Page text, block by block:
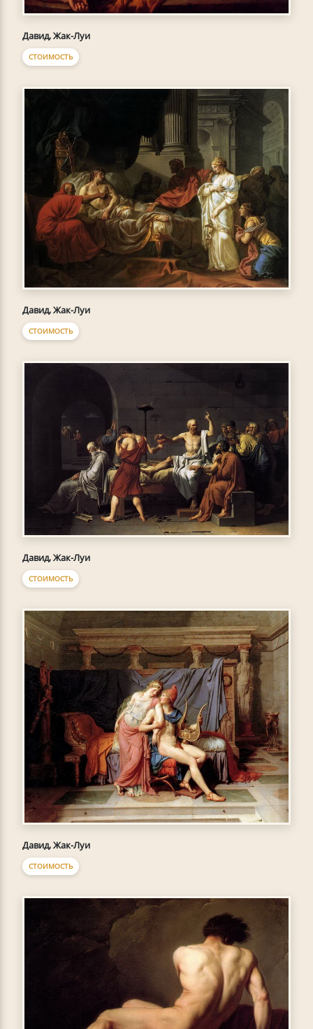
Давид, Жак-Луи
СТОИМОСТЬ
Давид, Жак-Луи
СТОИМОСТЬ
Давид, Жак-Луи
СТОИМОСТЬ
Давид, Жак-Луи
СТОИМОСТЬ